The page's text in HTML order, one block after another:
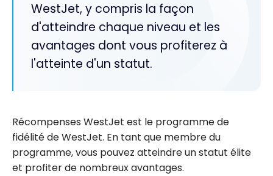
WestJet, y compris la façon
d'atteindre chaque niveau et les
avantages dont vous profiterez à
l'atteinte d'un statut.
Récompenses WestJet est le programme de
fidélité de WestJet. En tant que membre du
programme, vous pouvez atteindre un statut élite
et profiter de nombreux avantages.